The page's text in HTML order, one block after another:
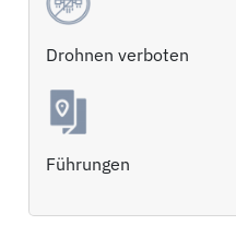
Drohnen verboten
Führungen